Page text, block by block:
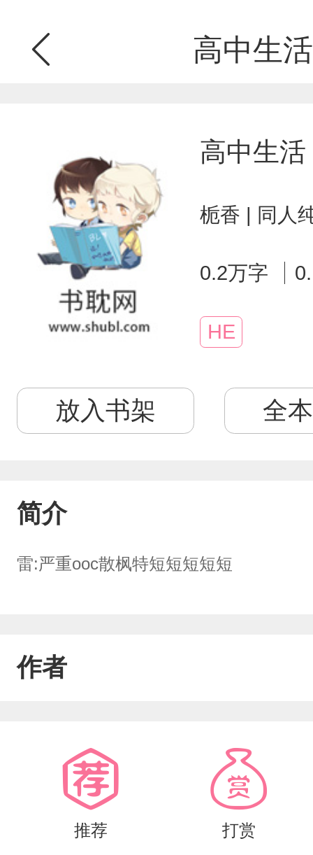
高中生
高中生
栀香 | 同人
0.2万字
HE
放入书架 全
简介
雷:严重ooc散枫特短短短短短
作者
推荐 打赏